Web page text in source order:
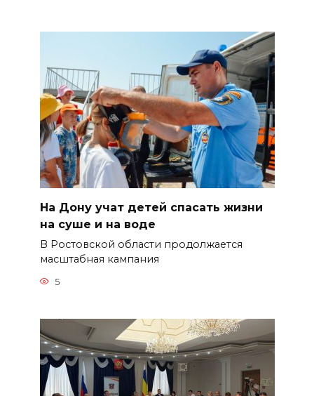
На Дону учат детей спасать жизни
на суше и на воде
В Ростовской области продолжается
масштабная кампания
5